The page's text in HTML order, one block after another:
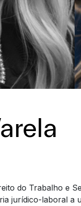
do Trabalho e
jurídico-laboral a